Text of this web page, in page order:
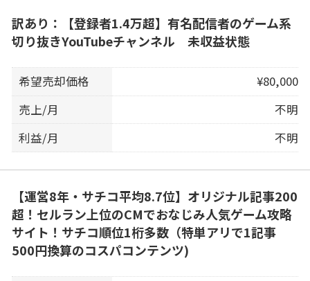
訳あり：【登録者1.4万超】有名配信者のゲーム系
切り抜きYouTubeチャンネル 未収益状態
希望売却価格
¥80,000
売上/月
不明
利益/月
不明
【運営8年・サチコ平均8.7位】オリジナル記事200
超！セルラン上位のCMでおなじみ人気ゲーム攻略
サイト！サチコ順位1桁多数（特単アリで1記事
500円換算のコスパコンテンツ)